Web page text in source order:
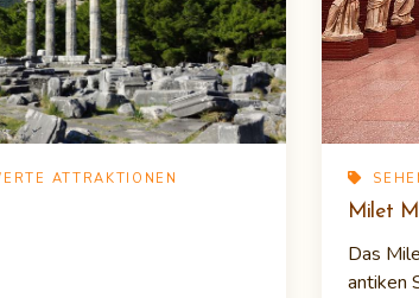
ATTRAKTIONEN
Milet
Das
antiken